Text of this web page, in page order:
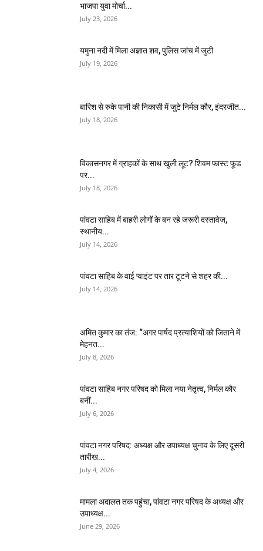
भाजपा युवा मोर्चा...
July 23, 2026
यमुना नदी में मिला अज्ञात शव, पुलिस जांच में जुटी
July 19, 2026
बारिश से रुके पानी की निकासी में जुटे निर्मल कौर, इंदरजीत...
July 18, 2026
विकासनगर में ग्राहकों के साथ खुली लूट? शिवम फास्ट फूड
पर...
July 18, 2026
पांवटा साहिब में बाहरी लोगों के बन रहे जरूरी दस्तावेज,
स्थानीय...
July 14, 2026
पांवटा साहिब के वाई प्वाइंट पर तार टूटने से शहर की...
July 14, 2026
अमित कुमार का तंज: “अगर पार्षद प्रत्याशियों को जिताने में
मेहनत...
July 8, 2026
पांवटा साहिब नगर परिषद को मिला नया नेतृत्व, निर्मल कौर
बनीं...
July 6, 2026
पांवटा नगर परिषद: अध्यक्ष और उपाध्यक्ष चुनाव के लिए दूसरी
तारीख...
July 4, 2026
मामला अदालत तक पहुंचा, पांवटा नगर परिषद के अध्यक्ष और
उपाध्यक्ष...
June 29, 2026